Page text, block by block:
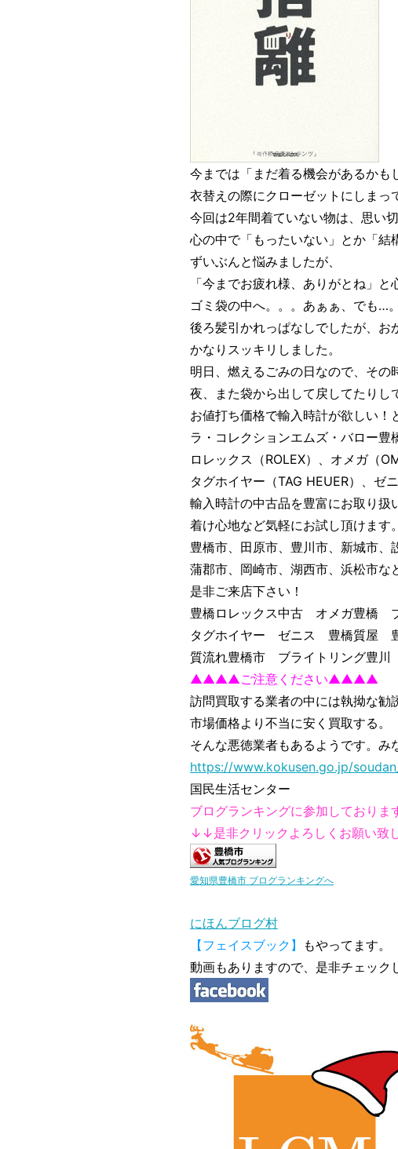
今までは「まだ着る機会があるかも
衣替えの際にクローゼットにしまっ
今回は2年間着ていない物は、思い切
心の中で「もったいない」とか「結
ずいぶんと悩みましたが、
「今までお疲れ様、ありがとね」
ゴミ袋の中へ。。。あぁぁ、でも…。
後ろ髪引かれっぱなしでしたが、お
かなりスッキリしました。
明日、燃えるごみの日なので、その
夜、また袋から出して戻してたりし
お値打ち価格で輸入時計が欲しい！
ラ・コレクションエムズ・バロー豊
ロレックス（ROLEX）、オメガ（
タグホイヤー（TAG HEUER）、ゼ
輸入時計の中古品を豊富にお取り扱
着け心地など気軽にお試し頂けます。
豊橋市、田原市、豊川市、新城市、
蒲郡市、岡崎市、湖西市、浜松市な
是非ご来店下さい！
豊橋ロレックス中古 オメガ豊橋
タグホイヤー ゼニス 豊橋質屋
質流れ豊橋市 ブライトリング豊
▲▲▲▲ご注意ください▲▲▲▲
訪問買取する業者の中には執拗な勧
市場価格より不当に安く買取する。
そんな悪徳業者もあるようです。み
https://www.kokusen.go.jp/
国民生活センター
ブログランキングに参加しておりま
↓↓是非クリックよろしくお願い致し
愛知県豊橋市 ブログランキングへ
にほんブログ村
【フェイスブック】
もやってます。
動画もありますので、是非チェック